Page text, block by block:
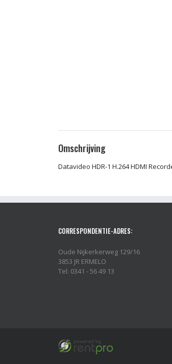
Omschrijving
Datavideo HDR-1 H.264 HDMI
CORRESPONDENTIE-ADRES:
Oude Nijkerkerweg 129/16
3853 JR ERMELO
Tel: 0341 - 56 49 13